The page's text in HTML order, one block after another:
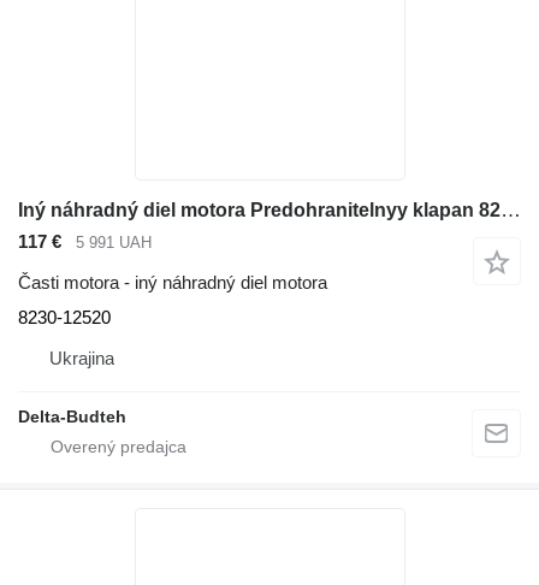
Iný náhradný diel motora Predohranitelnyy klapan 8230-12520 na rýpadla Volvo EC290B
117 € 5 991 UAH
Časti motora - iný náhradný diel motora
8230-12520
Ukrajina
Delta-Budteh